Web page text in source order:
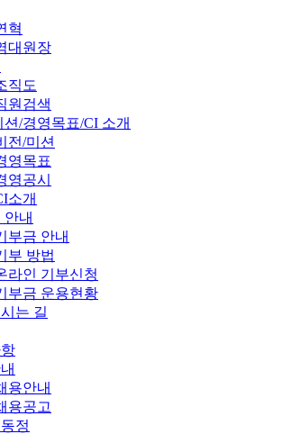
혁
대원장
직도
원검색
션/경영목표/CI 소개
전/미션
영목표
영공시
소개
안내
부금 안내
부 방법
라인 기부신청
부금 운용현황
는 길
용안내
용공고
정